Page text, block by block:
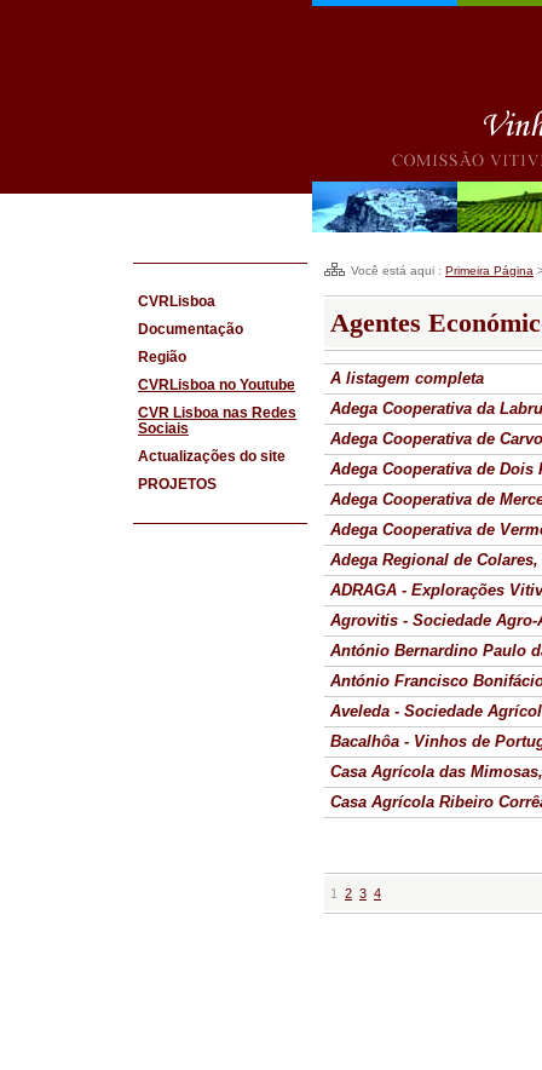
CVRLisboa
Documentação
Região
CVRLisboa no Youtube
CVR Lisboa nas Redes
Sociais
Actualizações do site
PROJETOS
Você está aqui : Primeira Página
Agentes
A listagem completa
Adega Cooperativa da
Adega Cooperativa de
Adega Cooperativa de Dois
Adega Cooperativa de
Adega Cooperativa de
Adega Regional de Colares,
ADRAGA - Explorações
Agrovitis - Sociedade
António Bernardino Paulo
António Francisco
Aveleda - Sociedade
Bacalhôa - Vinhos de
Casa Agrícola das
Casa Agrícola Ribeiro
1 2 3 4